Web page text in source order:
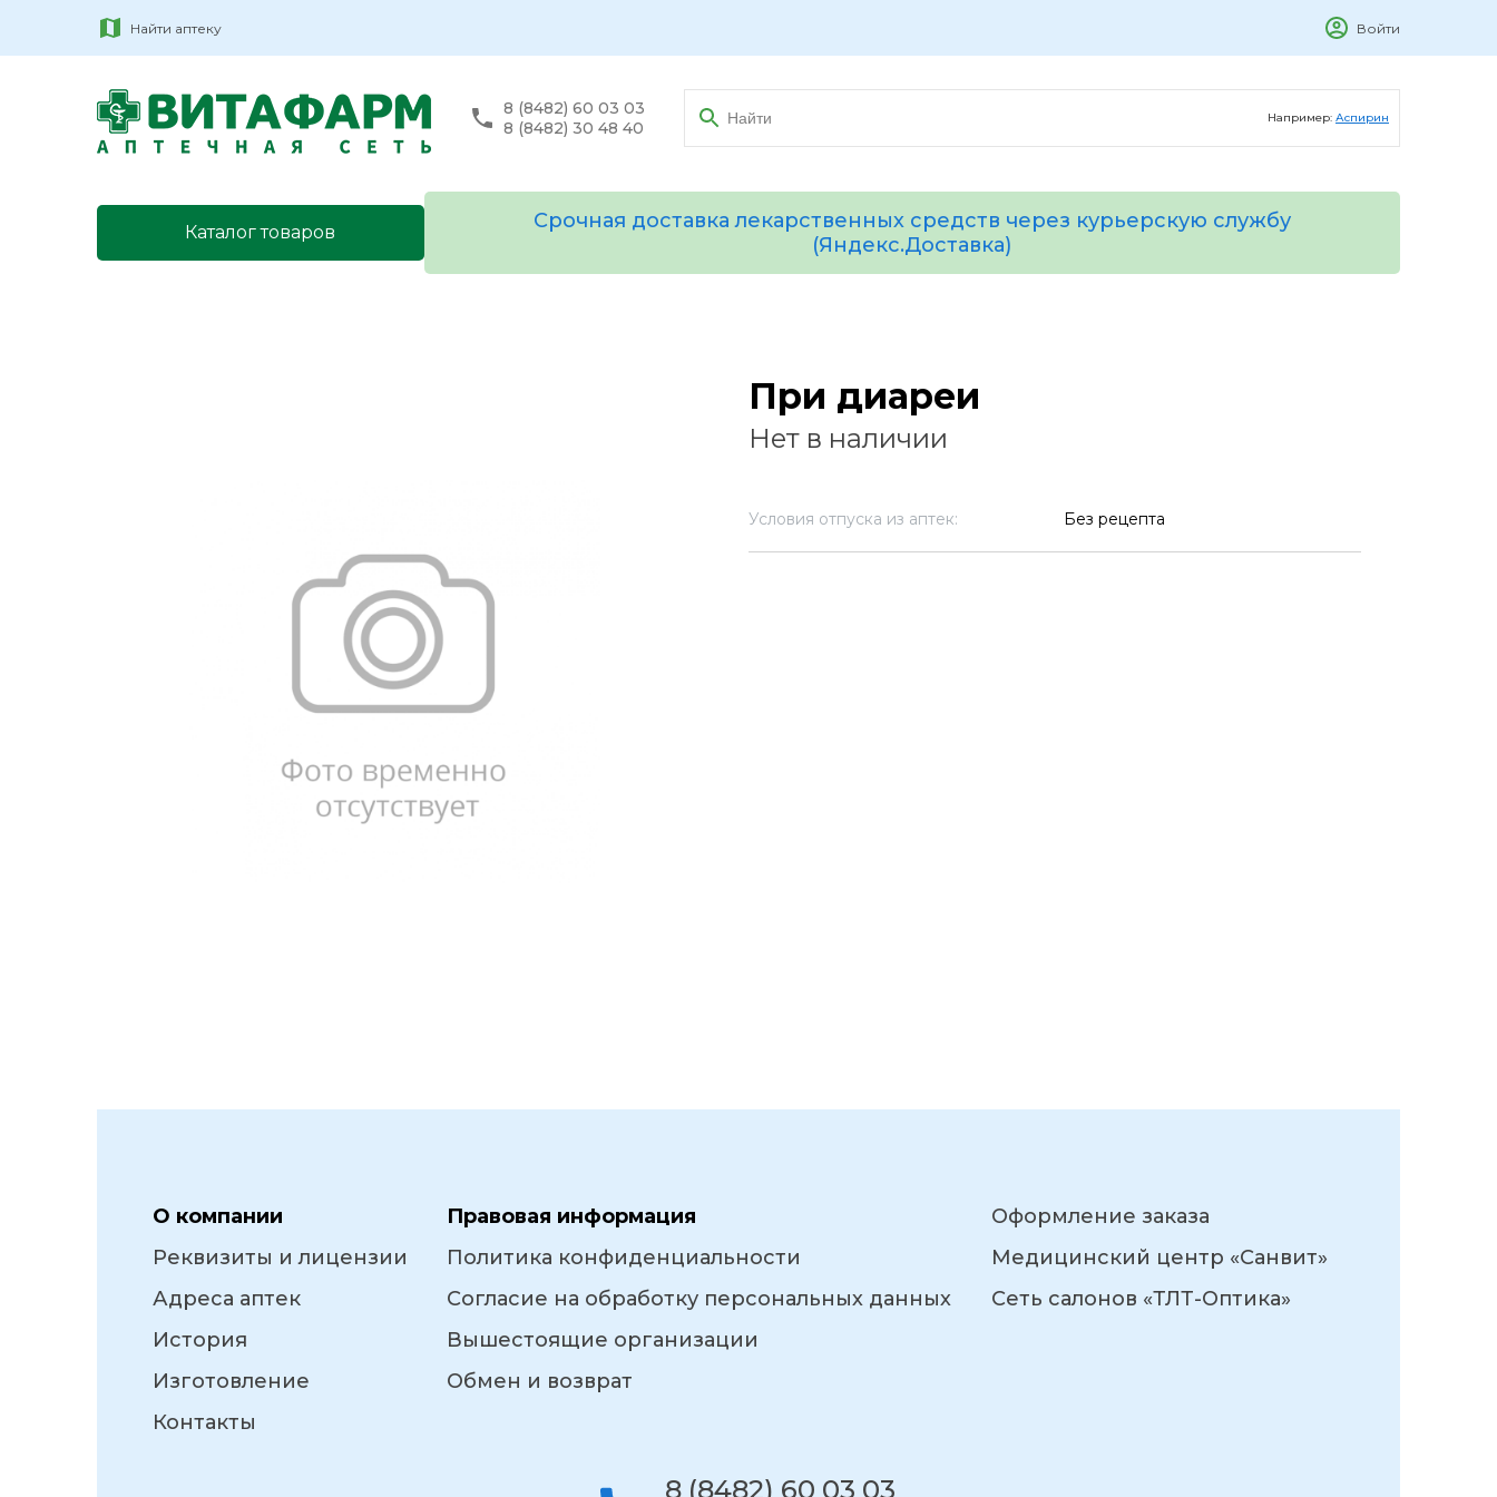
Найти аптеку Войти
8 (8482) 60 03 03
8 (8482) 30 48 40
Например: Аспирин
Каталог товаров
Срочная доставка лекарственных средств через курьерскую службу
(Яндекс.Доставка)
При диареи
Нет в наличии
Условия отпуска из аптек: Без рецепта
О компании
Реквизиты и лицензии
Адреса аптек
История
Изготовление
Контакты
Правовая информация
Политика конфиденциальности
Согласие на обработку персональных данных
Вышестоящие организации
Обмен и возврат
Оформление заказа
Медицинский центр «Санвит»
Сеть салонов «ТЛТ-Оптика»
8 (8482) 60 03 03